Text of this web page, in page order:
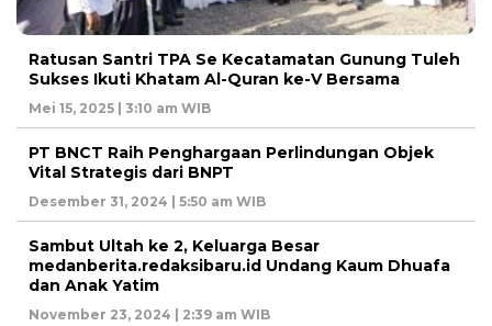
Ratusan Santri TPA Se Kecatamatan Gunung Tuleh
Sukses Ikuti Khatam Al-Quran ke-V Bersama
Mei 15, 2025 | 3:10 am WIB
PT BNCT Raih Penghargaan Perlindungan Objek
Vital Strategis dari BNPT
Desember 31, 2024 | 5:50 am WIB
Sambut Ultah ke 2, Keluarga Besar
medanberita.redaksibaru.id Undang Kaum Dhuafa
dan Anak Yatim
November 23, 2024 | 2:39 am WIB